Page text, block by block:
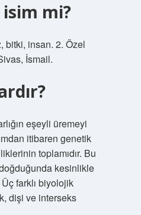
mi?
bitki, insan. 2. Özel
İsmail.
eşeyli üremeyi
itibaren genetik
toplamıdır. Bu
kesinlikle
farklı biyolojik
dişi ve interseks